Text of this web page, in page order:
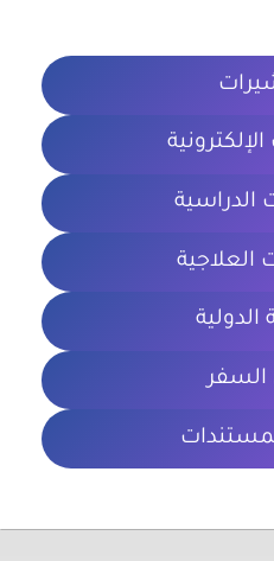
الدراسية
العلاجية
الدولية
السفر